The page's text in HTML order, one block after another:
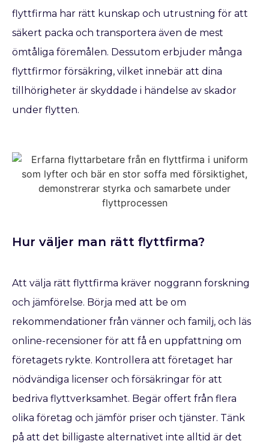
flyttfirma har rätt kunskap och utrustning för att
säkert packa och transportera även de mest
ömtåliga föremålen. Dessutom erbjuder många
flyttfirmor försäkring, vilket innebär att dina
tillhörigheter är skyddade i händelse av skador
under flytten.
Hur väljer man rätt flyttfirma?
Att välja rätt flyttfirma kräver noggrann forskning
och jämförelse. Börja med att be om
rekommendationer från vänner och familj, och läs
online-recensioner för att få en uppfattning om
företagets rykte. Kontrollera att företaget har
nödvändiga licenser och försäkringar för att
bedriva flyttverksamhet. Begär offert från flera
olika företag och jämför priser och tjänster. Tänk
på att det billigaste alternativet inte alltid är det